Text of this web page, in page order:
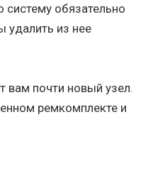
обязательно
удалить из нее
вам почти новый узел.
ремкомплекте и